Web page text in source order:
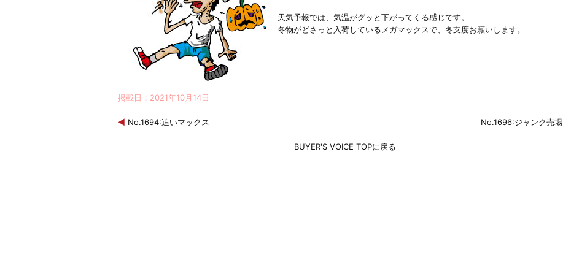
天気予報では、気温がグッと下がってくる感じです。
冬物がどさっと入荷しているメガマックスで、冬支度お願いします。
掲載日：2021年10月14日
◀ No.1694:追いマックス No.1696:ジャンク売場
BUYER'S VOICE TOPに戻る